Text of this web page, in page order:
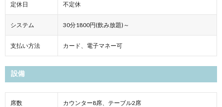
定休日 不定休
システム 30分1800円(飲み放題)～
支払い方法 カード、電子マネー可
設備
席数 カウンター8席、テーブル2席